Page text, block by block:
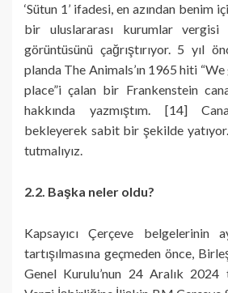
‘Sütun 1’ ifadesi, en azından benim
bir uluslararası kurumlar vergisi
görüntüsünü çağrıştırıyor. 5 yıl
planda The Animals’ın 1965 hiti
place”i çalan bir Frankenstein
hakkında yazmıştım. [14]
bekleyerek sabit bir şekilde
tutmalıyız.
2.2. Başka neler oldu?
Kapsayıcı Çerçeve belgelerinin
tartışılmasına geçmeden önce,
Genel Kurulu’nun 24 Aralık 2024